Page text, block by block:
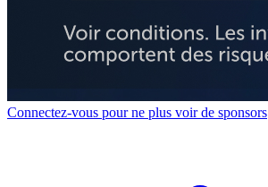
Connectez-vous pour ne plus voir de sponsors